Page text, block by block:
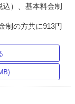
）、基本料金制
制の方共に913円